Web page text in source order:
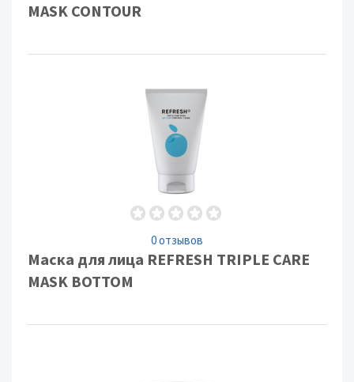
MASK CONTOUR
0 отзывов
Маска для лица REFRESH TRIPLE CARE
MASK BOTTOM